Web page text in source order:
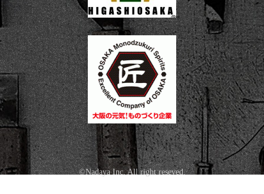
©Nadaya Inc. All right reseved.